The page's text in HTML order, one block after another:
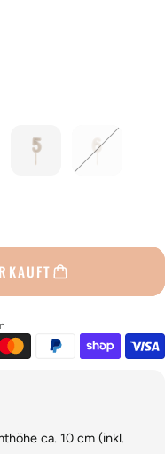
ca. 10 cm (inkl.